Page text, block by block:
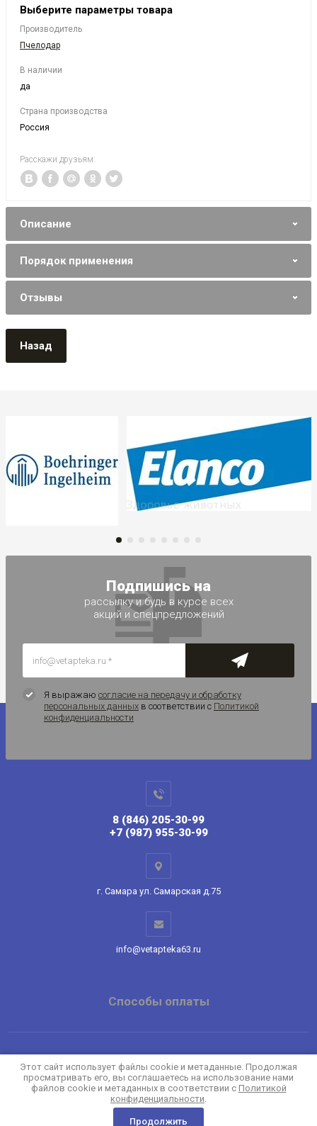
Выберите параметры товара
Производитель
Пчелодар
В наличии
да
Страна производства
Россия
Расскажи друзьям:
Описание
Порядок применения
Отзывы
Назад
Подпишись на
рассылку и будь в курсе всех
акций и спецпредложений
Я выражаю согласие на передачу и обработку
персональных данных в соответствии с Политикой
конфиденциальности
8 (846) 205-30-99
+7 (987) 955-30-99
г. Самара ул. Самарская д.75
info@vetapteka63.ru
Способы оплаты
Copyright © 2022 - 2026
Политика конфиденциальности
Этот сайт использует файлы cookie и метаданные. Продолжая
просматривать его, вы соглашаетесь на использование нами
файлов cookie и метаданных в соответствии с Политикой
конфиденциальности.
Продолжить